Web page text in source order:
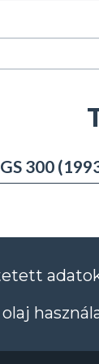
GS 300